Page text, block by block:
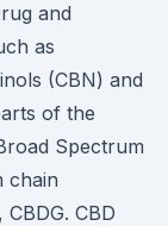
and
as
(CBN) and
of the
Spectrum
chain
CBD